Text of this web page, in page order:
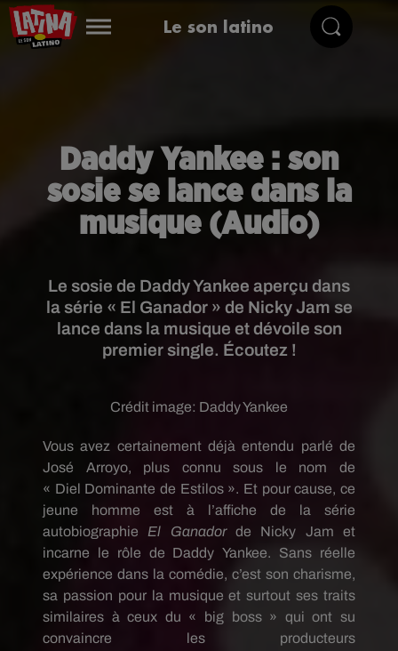
Le son latino
Daddy Yankee : son
sosie se lance dans la
musique (Audio)
Le sosie de Daddy Yankee aperçu dans
la série « El Ganador » de Nicky Jam se
lance dans la musique et dévoile son
premier single. Écoutez !
Crédit image: Daddy Yankee
Vous avez certainement déjà entendu parlé de
José Arroyo, plus connu sous le nom de
« Diel Dominante de Estilos ». Et pour cause, ce
jeune homme est à l’affiche de la série
autobiographie El Ganador
de Nicky Jam et
incarne le rôle de Daddy Yankee.
Sans réelle
expérience dans la comédie, c’est son charisme,
sa passion pour la musique et surtout ses traits
similaires à ceux du «
big boss » qui ont su
convaincre les producteurs